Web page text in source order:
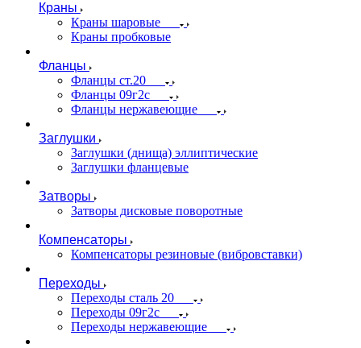
Краны
Краны шаровые
Краны пробковые
Фланцы
Фланцы ст.20
Фланцы 09г2с
Фланцы нержавеющие
Заглушки
Заглушки (днища) эллиптические
Заглушки фланцевые
Затворы
Затворы дисковые поворотные
Компенсаторы
Компенсаторы резиновые (вибровставки)
Переходы
Переходы сталь 20
Переходы 09г2с
Переходы нержавеющие